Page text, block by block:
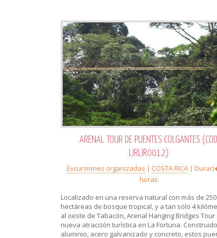
ARENAL TOUR DE PUENTES COLGANTES (COD
LIRLIR0012)
Excursiones organizadas | COSTA RICA |
horas
Localizado en una reserva natural con más de 250
hectáreas de bosque tropical, y a tan sólo 4
al oeste de Tabacón, Arenal Hanging Bridges Tour
nueva atracción turística en La Fortuna.
aluminio, acero galvanizado y concreto, estos